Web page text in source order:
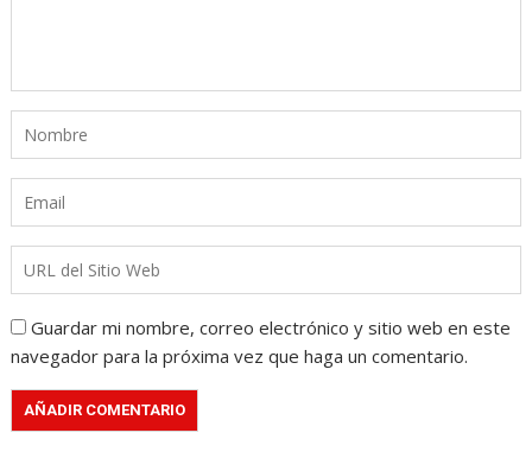
Guardar mi nombre, correo electrónico y sitio web en este
navegador para la próxima vez que haga un comentario.